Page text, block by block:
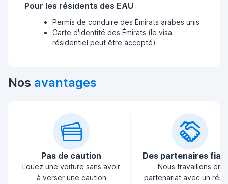
Pour les résidents des EAU
Permis de conduire des Émirats arabes unis
Carte d'identité des Émirats (le visa
résidentiel peut être accepté)
Nos avantages
Pas de caution
Louez une voiture sans avoir
à verser une caution
Des partenaires
Nous travaillons en
partenariat avec un